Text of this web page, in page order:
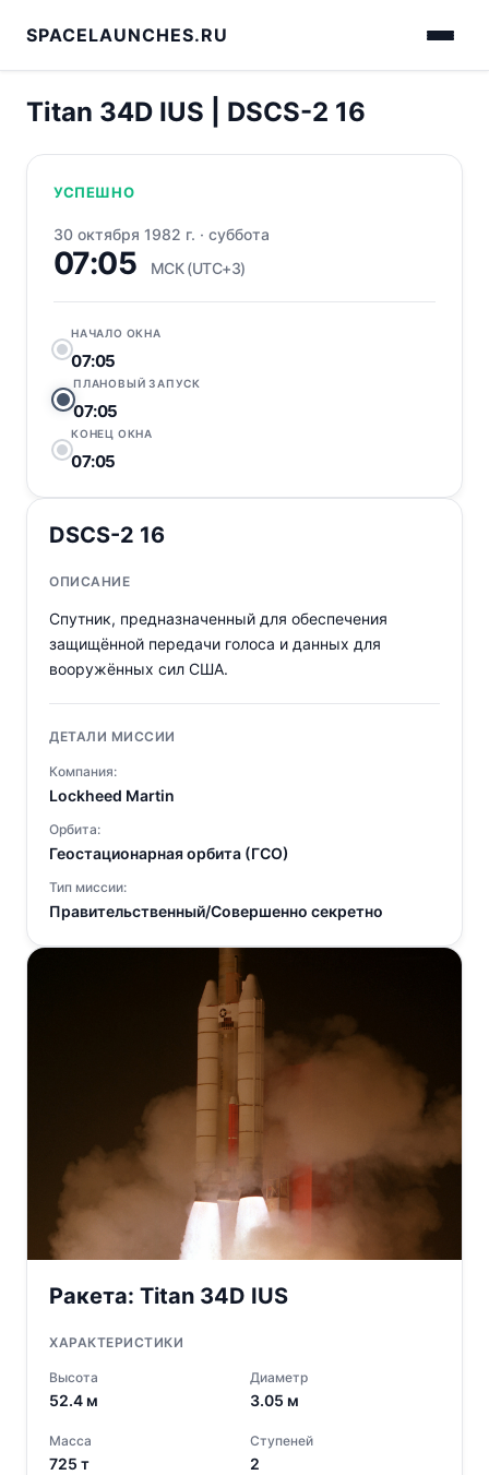
SPACELAUNCHES.RU
Titan 34D IUS | DSCS-2 16
УСПЕШНО
30 октября 1982 г. · суббота
07:05 МСК (UTC+3)
НАЧАЛО ОКНА
07:05
ПЛАНОВЫЙ ЗАПУСК
07:05
КОНЕЦ ОКНА
07:05
DSCS-2 16
ОПИСАНИЕ
Спутник, предназначенный для обеспечения
защищённой передачи голоса и данных для
вооружённых сил США.
ДЕТАЛИ МИССИИ
Компания:
Lockheed Martin
Орбита:
Геостационарная орбита (ГСО)
Тип миссии:
Правительственный/Совершенно секретно
Ракета: Titan 34D IUS
ХАРАКТЕРИСТИКИ
Высота
52.4 м
Диаметр
3.05 м
Масса
725 т
Ступеней
2